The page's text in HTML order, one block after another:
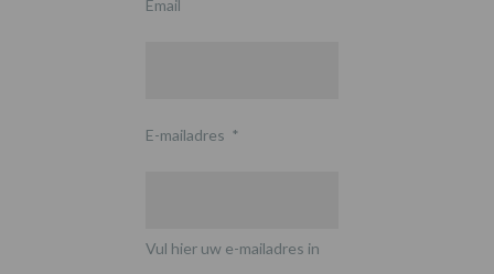
Email
E-mailadres *
Vul hier uw e-mailadres in